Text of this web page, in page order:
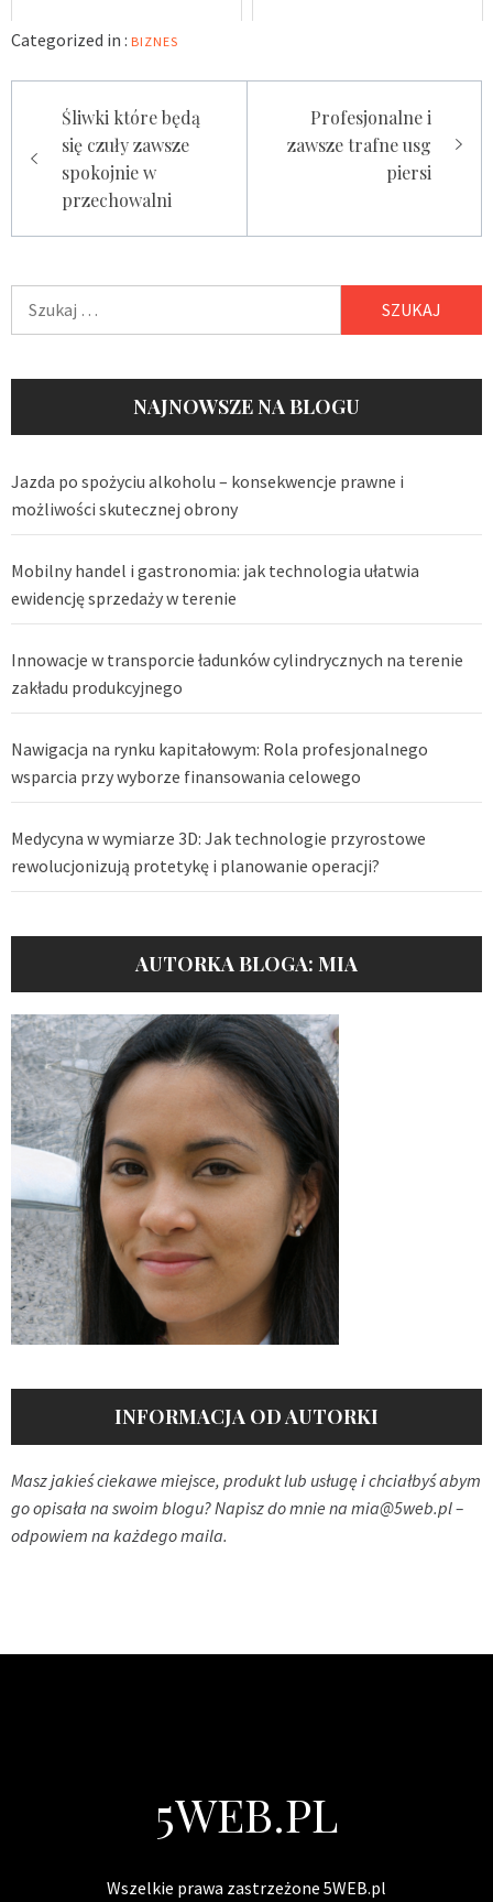
Categorized in : BIZNES
wpisuŚliwki które będą
się czuły zawsze
spokojnie w
przechowalni
Profesjonalne i
zawsze trafne usg
piersi
NAJNOWSZE NA BLOGU
Jazda po spożyciu alkoholu – konsekwencje prawne i
możliwości skutecznej obrony
Mobilny handel i gastronomia: jak technologia ułatwia
ewidencję sprzedaży w terenie
Innowacje w transporcie ładunków cylindrycznych na terenie
zakładu produkcyjnego
Nawigacja na rynku kapitałowym: Rola profesjonalnego
wsparcia przy wyborze finansowania celowego
Medycyna w wymiarze 3D: Jak technologie przyrostowe
rewolucjonizują protetykę i planowanie operacji?
AUTORKA BLOGA: MIA
INFORMACJA OD AUTORKI
Masz jakieś ciekawe miejsce, produkt lub usługę i chciałbyś abym
go opisała na swoim blogu? Napisz do mnie na mia@5web.pl–
odpowiem na każdego maila.
5WEB.PL
Wszelkie prawa zastrzeżone 5WEB.pl